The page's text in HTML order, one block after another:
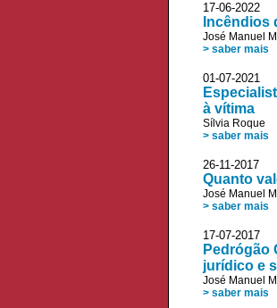
17-06-2022
Incêndios
José Manuel
> saber mais
01-07-
à vítima
Sílvia Roque
> saber mais
26-11-2017
Quanto
José Manuel
> saber mais
17-07-2017
Pedrógão
jurídico e
José Manuel
> saber mais